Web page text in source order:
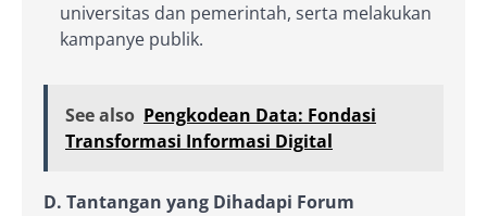
universitas dan pemerintah, serta melakukan
kampanye publik.
See also Pengkodean Data: Fondasi
Transformasi Informasi Digital
D. Tantangan yang Dihadapi Forum